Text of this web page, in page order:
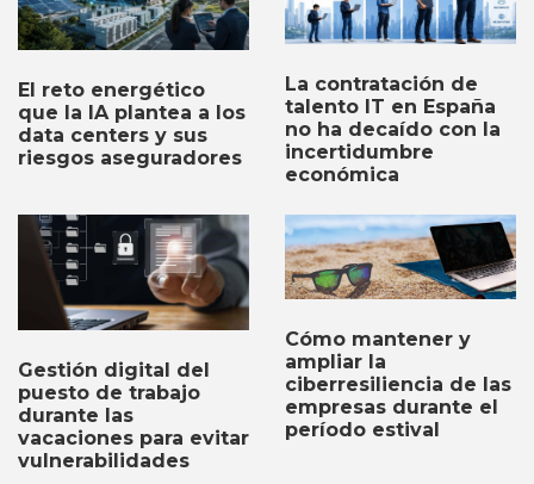
El reto energético
que la IA plantea a los
data centers y sus
riesgos aseguradores
La contratación de
talento IT en España
no ha decaído con la
incertidumbre
económica
Gestión digital del
puesto de trabajo
durante las
vacaciones para evitar
vulnerabilidades
Cómo mantener y
ampliar la
ciberresiliencia de las
empresas durante el
período estival